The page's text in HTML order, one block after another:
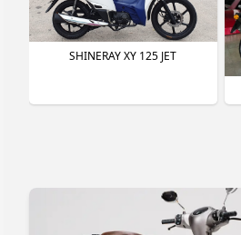
SHINERAY XY 125 JET